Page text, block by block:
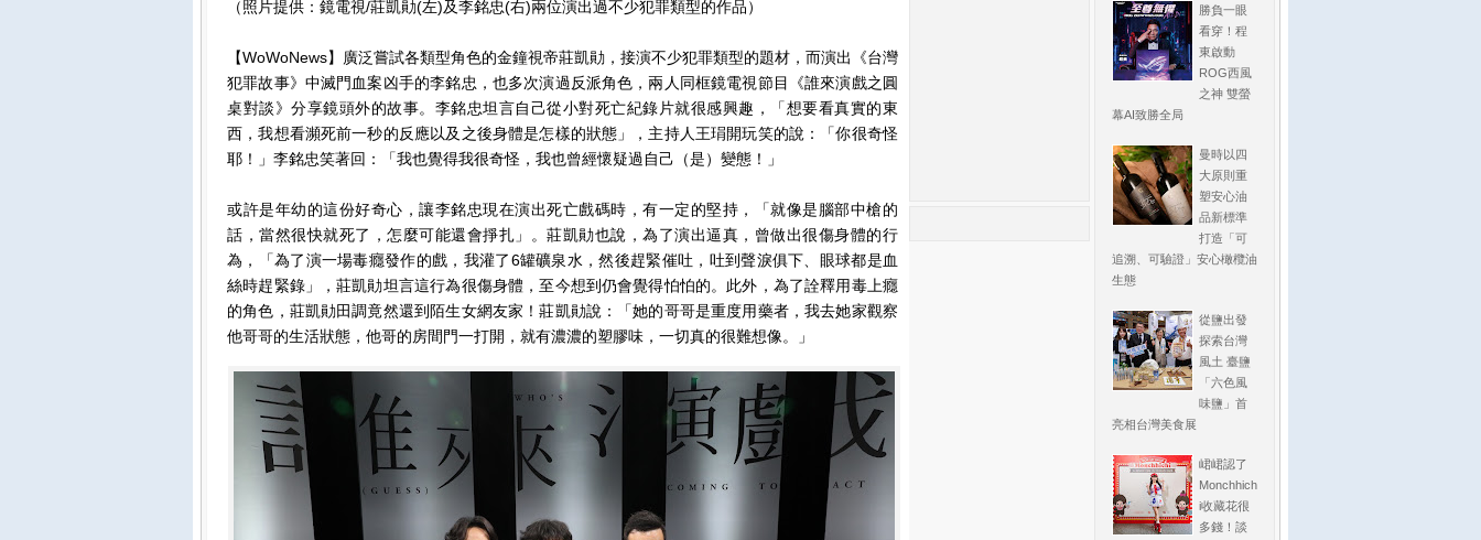
（照片提供：鏡電視/莊凱勛(左)及李銘忠(右)兩位演出過不少犯罪類型的作品）
【WoWoNews】廣泛嘗試各類型角色的金鐘視帝莊凱勛，接演不少犯罪類型的題材，而演出《台灣
犯罪故事》中滅門血案凶手的李銘忠，也多次演過反派角色，兩人同框鏡電視節目《誰來演戲之圓
桌對談》分享鏡頭外的故事。李銘忠坦言自己從小對死亡紀錄片就很感興趣，「想要看真實的東
西，我想看瀕死前一秒的反應以及之後身體是怎樣的狀態」，主持人王琄開玩笑的說：「你很奇怪
耶！」李銘忠笑著回：「我也覺得我很奇怪，我也曾經懷疑過自己（是）變態！」
或許是年幼的這份好奇心，讓李銘忠現在演出死亡戲碼時，有一定的堅持，「就像是腦部中槍的
話，當然很快就死了，怎麼可能還會掙扎」。莊凱勛也說，為了演出逼真，曾做出很傷身體的行
為，「為了演一場毒癮發作的戲，我灌了6罐礦泉水，然後趕緊催吐，吐到聲淚俱下、眼球都是血
絲時趕緊錄」，莊凱勛坦言這行為很傷身體，至今想到仍會覺得怕怕的。此外，為了詮釋用毒上癮
的角色，莊凱勛田調竟然還到陌生女網友家！莊凱勛說：「她的哥哥是重度用藥者，我去她家觀察
他哥哥的生活狀態，他哥的房間門一打開，就有濃濃的塑膠味，一切真的很難想像。」
勝負一眼
看穿！程
東啟動
ROG西風
之神 雙螢
幕AI致勝全局
曼時以四
大原則重
塑安心油
品新標準
打造「可
追溯、可驗證」安心橄欖油
生態
從鹽出發
探索台灣
風土 臺鹽
「六色風
味鹽」首
亮相台灣美食展
峮峮認了
Monchhich
i收藏花很
多錢！談